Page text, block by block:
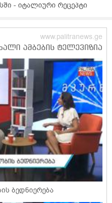
- იტალიური რეცეპტი
ბედნიერება